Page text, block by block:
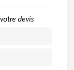
devis